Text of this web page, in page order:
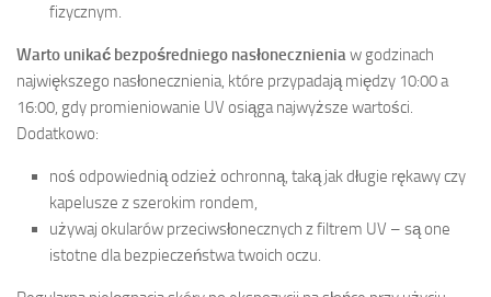
fizycznym.
Warto unikać bezpośredniego nasłonecznieniaw godzinach
największego nasłonecznienia, które przypadają między 10:00 a
16:00, gdy promieniowanie UV osiąga najwyższe wartości.
Dodatkowo:
noś odpowiednią odzież ochronną, taką jak długie rękawy czy
kapelusze z szerokim rondem,
używaj okularów przeciwsłonecznych z filtrem UV – są one
istotne dla bezpieczeństwa twoich oczu.